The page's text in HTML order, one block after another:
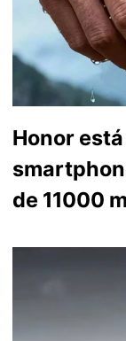
Honor
de 11000